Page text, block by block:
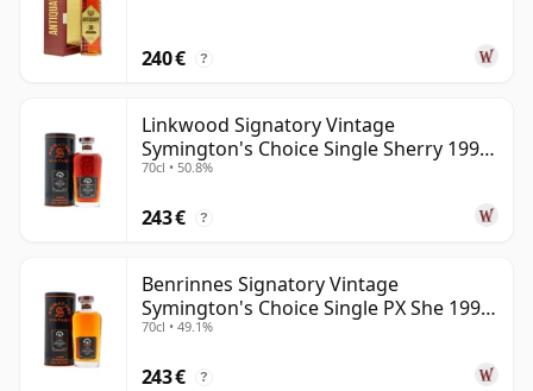
240 € ?
Linkwood Signatory Vintage
Symington's Choice Single Sherry 1995
30 años
70cl • 50.8%
243 € ?
Benrinnes Signatory Vintage
Symington's Choice Single PX She 1995
30 años
70cl • 49.1%
243 € ?